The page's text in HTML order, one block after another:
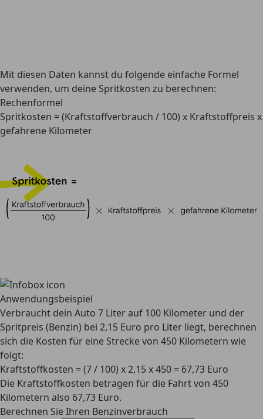
Mit diesen Daten kannst du folgende einfache Formel
verwenden, um deine Spritkosten zu berechnen:
Rechenformel
Spritkosten = (Kraftstoffverbrauch / 100) x Kraftstoffpreis x
gefahrene Kilometer
Anwendungsbeispiel
Verbraucht dein Auto 7 Liter auf 100 Kilometer und der
Spritpreis (Benzin) bei 2,15 Euro pro Liter liegt, berechnen
sich die Kosten für eine Strecke von 450 Kilometern wie
folgt:
Kraftstoffkosten = (7 / 100) x 2,15 x 450 = 67,73 Euro
Die Kraftstoffkosten betragen für die Fahrt von 450
Kilometern also 67,73 Euro.
Berechnen Sie Ihren Benzinverbrauch